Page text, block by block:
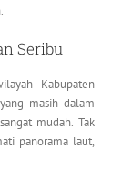
Seribu
Kabupaten
masih dalam
mudah. Tak
panorama laut,